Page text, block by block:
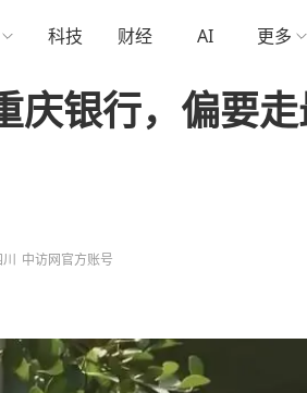
科技 财经 AI 更多
庆银行，偏要
川 中访网官方账号